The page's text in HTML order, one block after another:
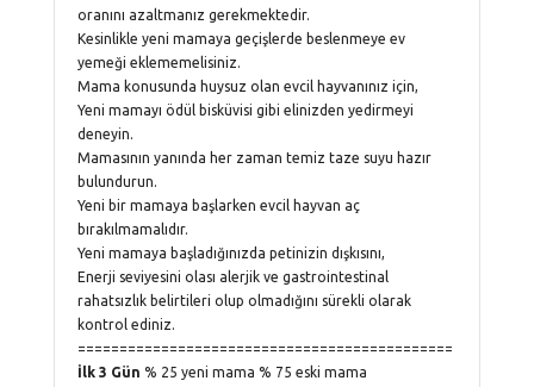
oranını azaltmanız gerekmektedir.
Kesinlikle yeni mamaya geçişlerde beslenmeye ev
yemeği eklememelisiniz.
Mama konusunda huysuz olan evcil hayvanınız için,
Yeni mamayı ödül bisküvisi gibi elinizden yedirmeyi
deneyin.
Mamasının yanında her zaman temiz taze suyu hazır
bulundurun.
Yeni bir mamaya başlarken evcil hayvan aç
bırakılmamalıdır.
Yeni mamaya başladığınızda petinizin dışkısını,
Enerji seviyesini olası alerjik ve gastrointestinal
rahatsızlık belirtileri olup olmadığını sürekli olarak
kontrol ediniz.
=============================================
İlk 3 Gün % 25 yeni mama % 75 eski mama